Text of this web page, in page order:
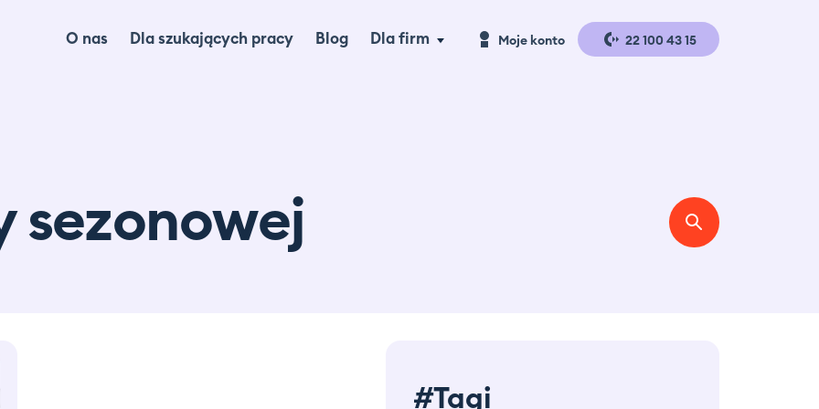
O nas Dla szukających pracy Blog Dla firm Moje konto 22 100 43 15
sezonowej
#Tagi